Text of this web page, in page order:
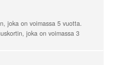
joka on voimassa 5 vuotta.
joka on voimassa 3